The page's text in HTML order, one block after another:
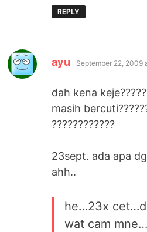
REPLY
ayu says:
September 22, 2009
dah kena
masih
????????????
23sept. ada apa
ahh..
he…23x
wat cam